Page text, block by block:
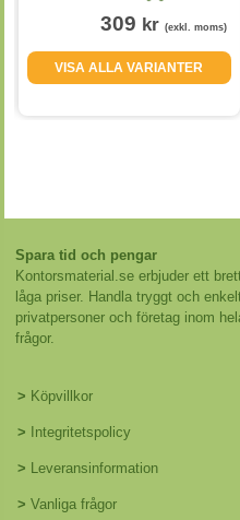
309 kr (exkl. moms)
VISA ALLA VARIANTER
Spara tid och pengar
Kontorsmaterial.se erbjuder ett
låga priser. Handla tryggt och
privatpersoner och företag inom
frågor.
> Köpvillkor
> Integritetspolicy
> Leveransinformation
> Vanliga frågor